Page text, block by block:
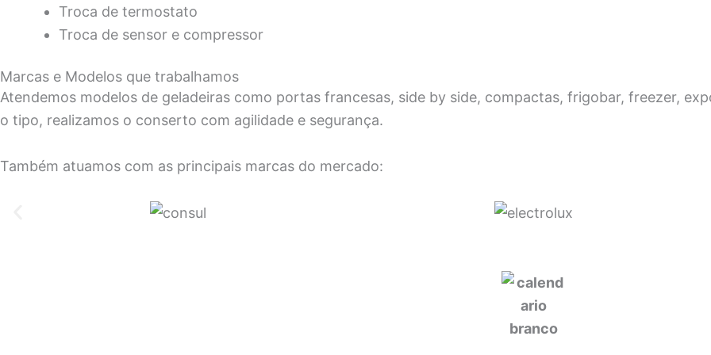
Troca de termostato
Troca de sensor e compressor
Marcas e Modelos que trabalhamos
Atendemos modelos de geladeiras como portas francesas, side by side, compactas, frigobar, freezer,
o tipo, realizamos o conserto com agilidade e segurança.
Também atuamos com as principais marcas do mercado: